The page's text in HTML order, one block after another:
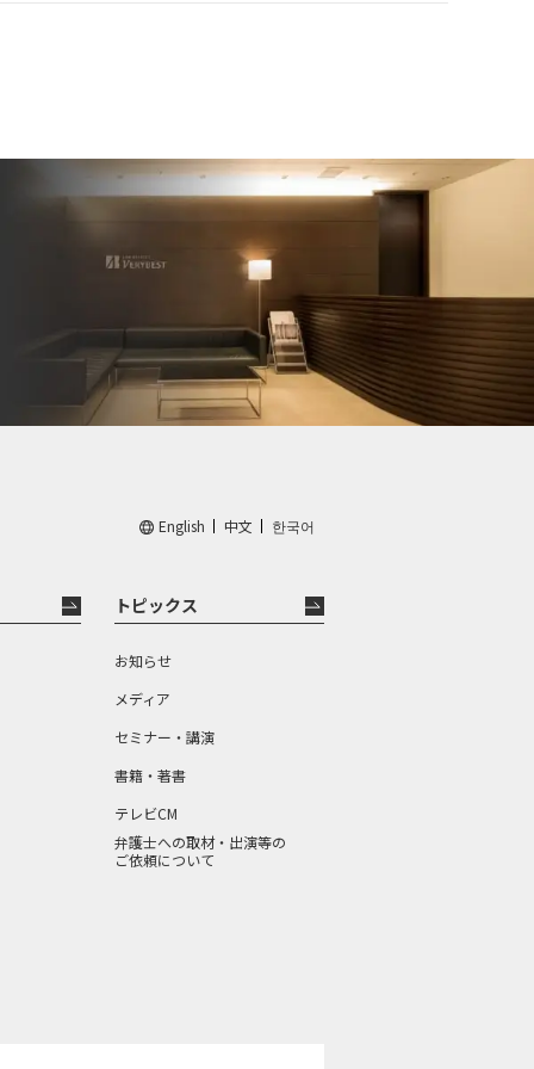
English 中文 한국어
トピックス
お知らせ
メディア
セミナー・講演
書籍・著書
テレビCM
弁護士への取材・出演等の
ご依頼について